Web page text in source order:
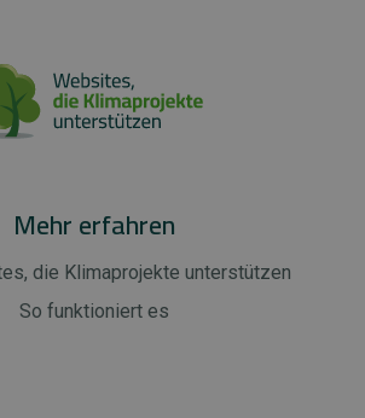
Mehr erfahren
die Klimaprojekte unterstützen
So funktioniert es